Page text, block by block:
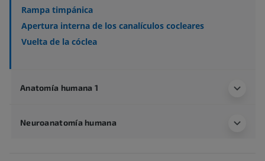
Rampa timpánica
Apertura interna de los canalículos cocleares
Vuelta de la cóclea
Anatomía humana 1
Neuroanatomía humana